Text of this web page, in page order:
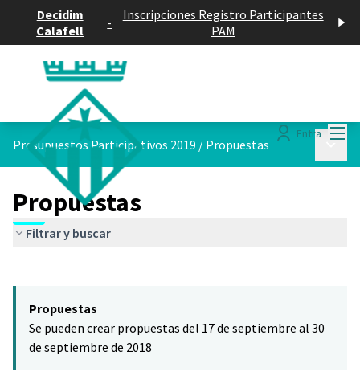
Decidim
Calafell
-
Inscripciones Registro Participantes
PAM
Entra
Presupuestos Participativos 2019 / Propuestas
Propuestas
Filtrar y buscar
−
Propuestas
Se pueden crear propuestas del 17 de septiembre al 30
de septiembre de 2018